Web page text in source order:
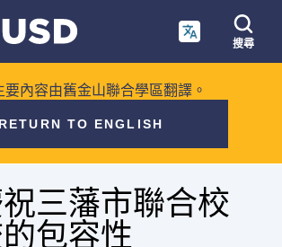
搜尋
內容由舊金山聯合學區翻譯。
RETURN TO ENGLISH
三藩市聯合校
包容性